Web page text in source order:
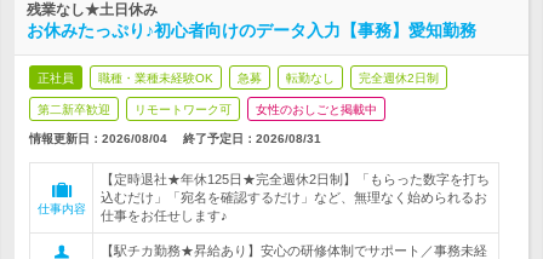
残業なし★土日休み
お休みたっぷり♪初心者向けのデータ入力【事務】愛知勤務
正社員 職種・業種未経験OK 急募 転勤なし 完全週休2日制
第二新卒歓迎 リモートワーク可 女性のおしごと掲載中
情報更新日：2026/08/04 終了予定日： 2026/08/31
仕事内容
【定時退社★年休125日★完全週休2日制】「もらった数字を打ち
込むだけ」「宛名を確認するだけ」など、無理なく始められるお
仕事をお任せします♪
【駅チカ勤務★昇給あり】安心の研修体制でサポート／事務未経